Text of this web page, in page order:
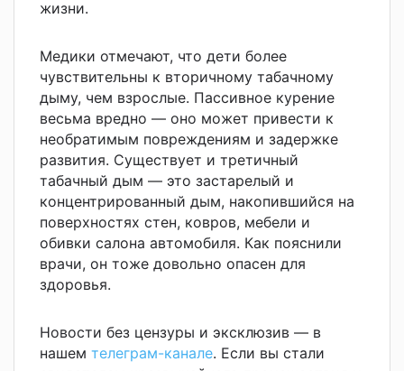
жизни.
Медики отмечают, что дети более
чувствительны к вторичному табачному
дыму, чем взрослые. Пассивное курение
весьма вредно — оно может привести к
необратимым повреждениям и задержке
развития. Существует и третичный
табачный дым — это застарелый и
концентрированный дым, накопившийся на
поверхностях стен, ковров, мебели и
обивки салона автомобиля. Как пояснили
врачи, он тоже довольно опасен для
здоровья.
Новости без цензуры и эксклюзив — в
нашем телеграм-канале. Если вы стали